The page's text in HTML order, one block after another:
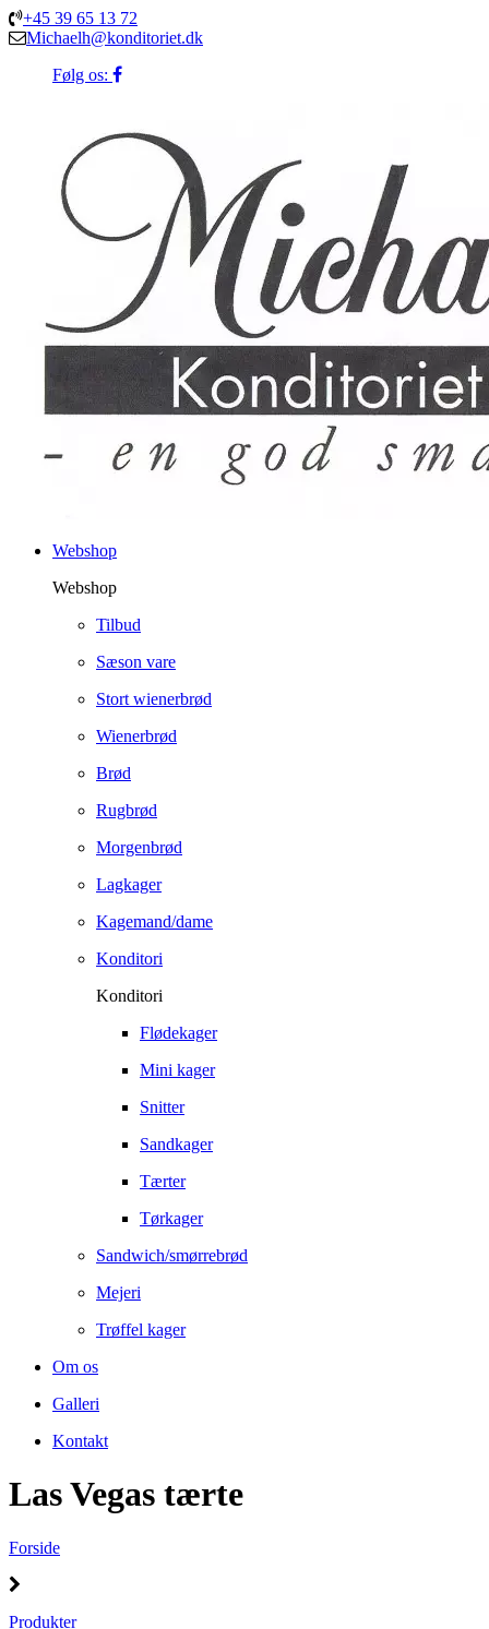
+45 39 65 13 72
Michaelh@konditoriet.dk
Følg os:
Webshop
Webshop
Tilbud
Sæson vare
Stort wienerbrød
Wienerbrød
Brød
Rugbrød
Morgenbrød
Lagkager
Kagemand/dame
Konditori
Konditori
Flødekager
Mini kager
Snitter
Sandkager
Tærter
Tørkager
Sandwich/smørrebrød
Mejeri
Trøffel kager
Om os
Galleri
Kontakt
Las Vegas tærte
Forside
Produkter